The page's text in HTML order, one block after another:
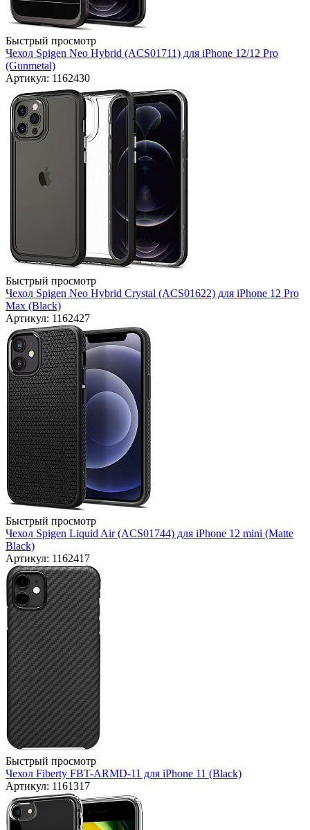
Быстрый просмотр
Чехол Spigen Neo Hybrid (ACS01711) для iPhone 12/12 Pro
(Gunmetal)
Артикул: 1162430
Быстрый просмотр
Чехол Spigen Neo Hybrid Crystal (ACS01622) для iPhone 12 Pro
Max (Black)
Артикул: 1162427
Быстрый просмотр
Чехол Spigen Liquid Air (ACS01744) для iPhone 12 mini (Matte
Black)
Артикул: 1162417
Быстрый просмотр
Чехол Fiberty FBT-ARMD-11 для iPhone 11 (Black)
Артикул: 1161317